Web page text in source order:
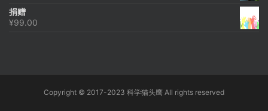
捐赠
¥99.00
Copyright © 2017-2023 科学猫头鹰 All rights reserved